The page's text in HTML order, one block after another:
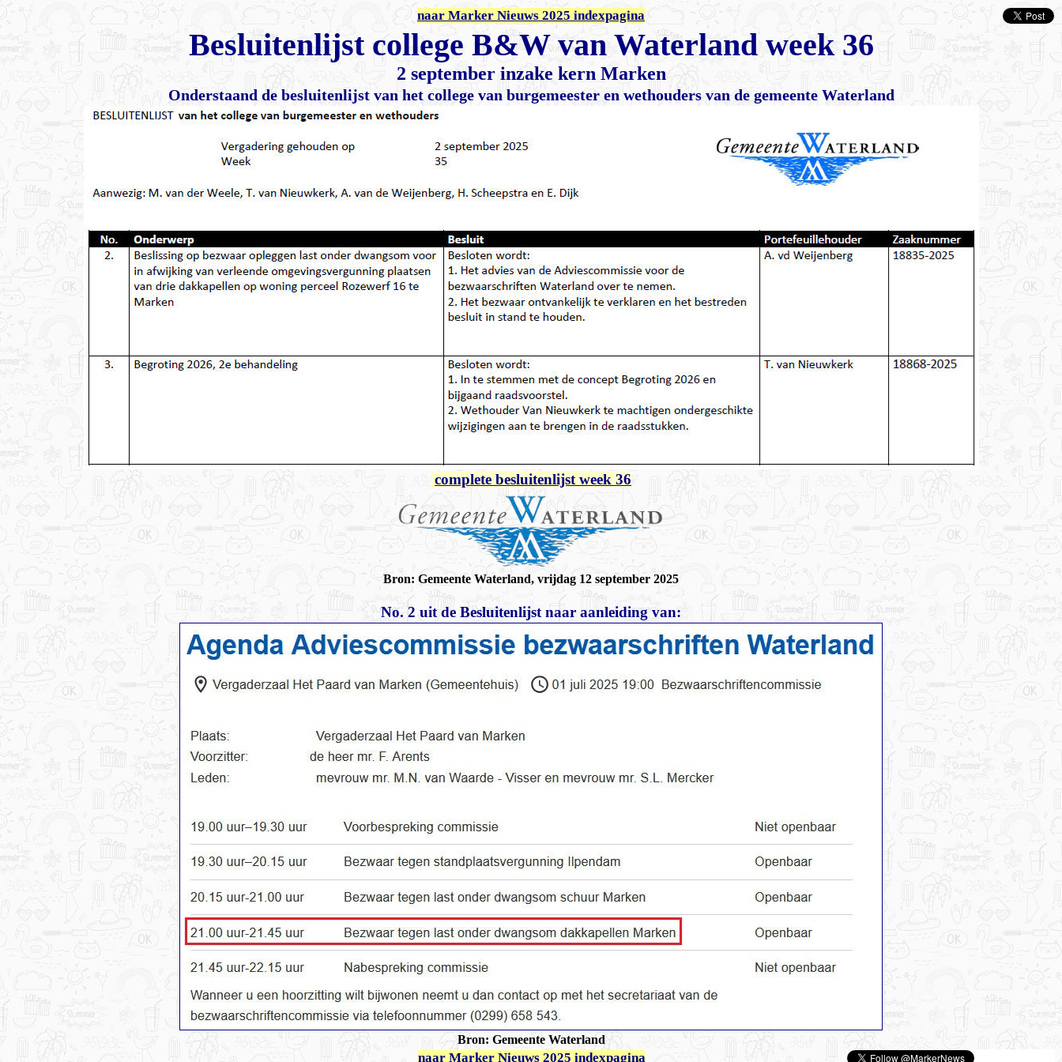
naar Marker Nieuws 2025 indexpagina
Besluitenlijst college B&W van Waterland week 36
2 septemberinzake kern Marken
Onderstaand de besluitenlijst van het college van burgemeester en wethouders van de gemeente Waterland
complete besluitenlijst week 36
Bron: Gemeente Waterland, vrijdag 12 september 2025
No. 2 uit de Besluitenlijst naar aanleiding van:
Bron: Gemeente Waterland
naar Marker Nieuws 2025 indexpagina